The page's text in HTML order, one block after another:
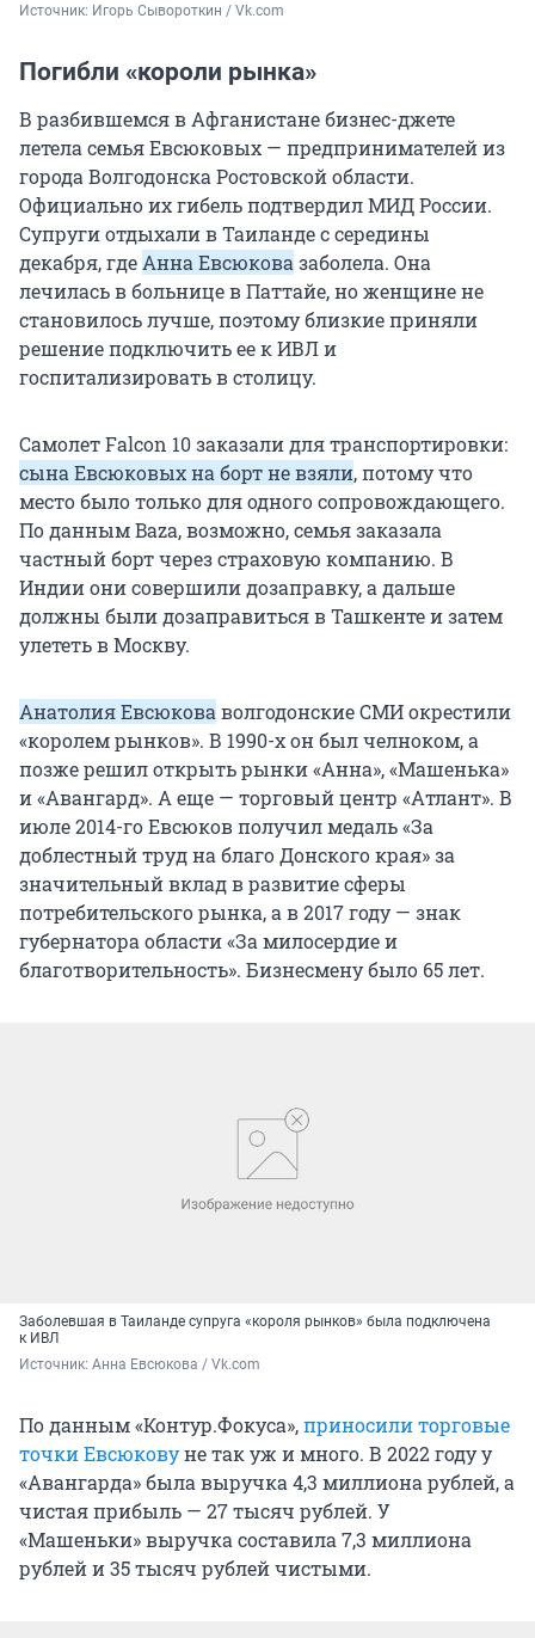
Источник: Игорь Сывороткин / Vk.com
Погибли «короли рынка»
В разбившемся в Афганистане бизнес-джете
летела семья Евсюковых — предпринимателей из
города Волгодонска Ростовской области.
Официально их гибель подтвердил МИД России.
Супруги отдыхали в Таиланде с середины
декабря, где Анна Евсюкова заболела. Она
лечилась в больнице в Паттайе, но женщине не
становилось лучше, поэтому близкие приняли
решение подключить ее к ИВЛ и
госпитализировать в столицу.
Самолет Falcon 10 заказали для транспортировки:
сына Евсюковых на борт не взяли, потому что
место было только для одного сопровождающего.
По данным Baza, возможно, семья заказала
частный борт через страховую компанию. В
Индии они совершили дозаправку, а дальше
должны были дозаправиться в Ташкенте и затем
улететь в Москву.
Анатолия Евсюкова волгодонские СМИ окрестили
«королем рынков». В 1990-х он был челноком, а
позже решил открыть рынки «Анна», «Машенька»
и «Авангард». А еще — торговый центр «Атлант». В
июле 2014-го Евсюков получил медаль «За
доблестный труд на благо Донского края» за
значительный вклад в развитие сферы
потребительского рынка, а в 2017 году — знак
губернатора области «За милосердие и
благотворительность». Бизнесмену было 65 лет.
Заболевшая в Таиланде супруга «короля рынков» была подключена
к ИВЛ
Источник: Анна Евсюкова / Vk.com
По данным «Контур.Фокуса»,приносили торговые
точки Евсюковуне так уж и много. В 2022 году у
«Авангарда» была выручка 4,3 миллиона рублей, а
чистая прибыль — 27 тысяч рублей. У
«Машеньки» выручка составила 7,3 миллиона
рублей и 35 тысяч рублей чистыми.